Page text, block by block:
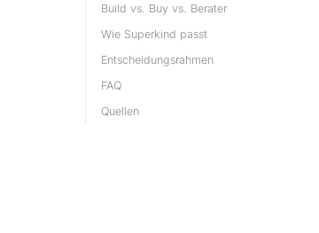
Build vs. Buy vs. Berater
Wie Superkind passt
Entscheidungsrahmen
FAQ
Quellen